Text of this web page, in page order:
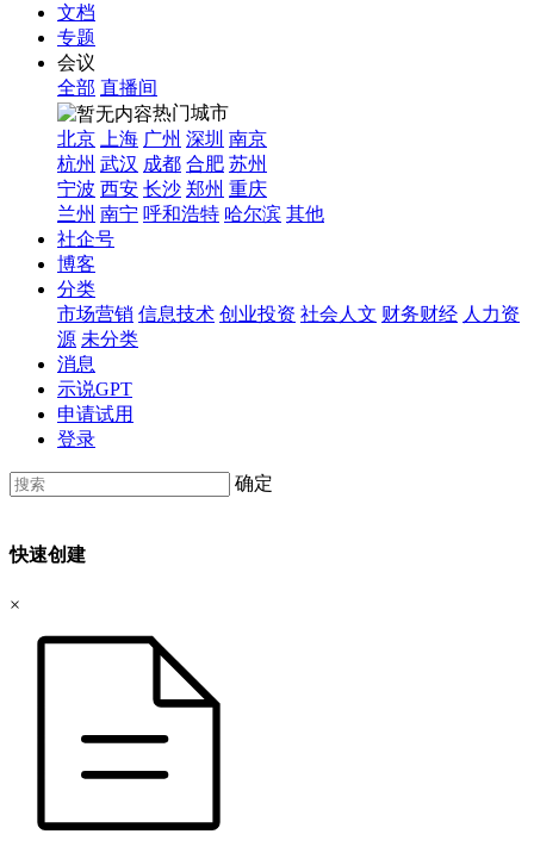
文档
专题
会议
全部 直播间
热门城市
北京
上海 广州 深圳 南京
杭州 武汉 成都 合肥 苏州
宁波 西安 长沙 郑州 重庆
兰州 南宁 呼和浩特 哈尔滨 其他
社企号
博客
分类
市场营销 信息技术 创业投资 社会人文 财务财经 人力资
源 未分类
消息
示说GPT
申请试用
登录
确定
快速创建
×